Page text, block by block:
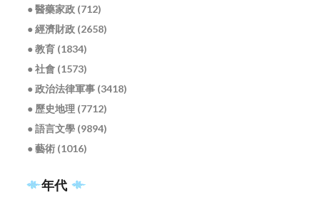
● 醫藥家政 (712)
● 經濟財政 (2658)
● 教育 (1834)
● 社會 (1573)
● 政治法律軍事 (3418)
● 歷史地理 (7712)
● 語言文學 (9894)
● 藝術 (1016)
年代